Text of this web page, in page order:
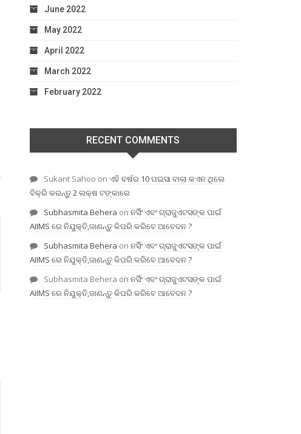
June 2022
May 2022
April 2022
March 2022
February 2022
RECENT COMMENTS
Sukant Sahoo on ଏହି ବର୍ଷର 10 ପଇସା ବାଲା କଏନ ଥିଲେ
ବିକ୍ରି କରନ୍ତୁ 2 ଲକ୍ଷ ଟଙ୍କାରେ
Subhasmita Behera on ନର୍ସିଂ ଏବଂ ଗ୍ରାଜୁଏଟସଙ୍କ ପାଇଁ
AIIMS ରେ ନିଯୁକ୍ତି,ଜାଣନ୍ତୁ କିପରି କରିବେ ଆବେଦନ ?
Subhasmita Behera on ନର୍ସିଂ ଏବଂ ଗ୍ରାଜୁଏଟସଙ୍କ ପାଇଁ
AIIMS ରେ ନିଯୁକ୍ତି,ଜାଣନ୍ତୁ କିପରି କରିବେ ଆବେଦନ ?
Subhasmita Behera on ନର୍ସିଂ ଏବଂ ଗ୍ରାଜୁଏଟସଙ୍କ ପାଇଁ
AIIMS ରେ ନିଯୁକ୍ତି,ଜାଣନ୍ତୁ କିପରି କରିବେ ଆବେଦନ ?